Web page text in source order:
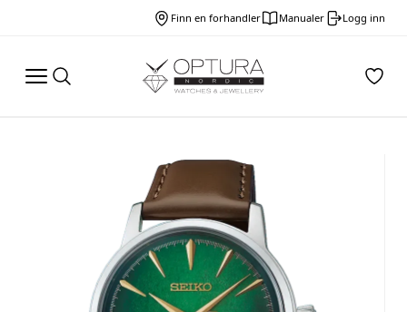
Finn en forhandler Manualer Logg inn